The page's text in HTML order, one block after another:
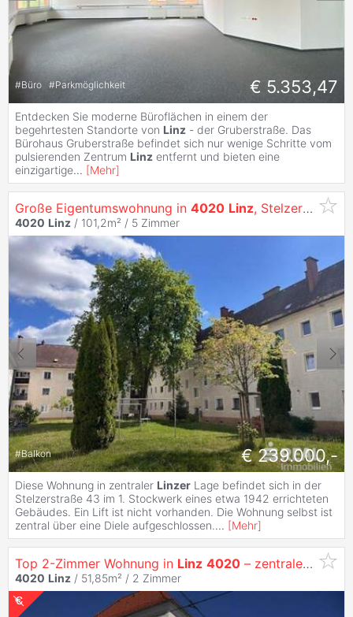
#Büro #Parkmöglichkeit € 5.353,47
Entdecken Sie moderne Büroflächen in einem der
begehrtesten Standorte von Linz - der Gruberstraße. Das
Bürohaus Gruberstraße befindet sich nur wenige Schritte vom
pulsierenden Zentrum Linz entfernt und bieten eine
einzigartige... [Mehr]
Große Eigentumswohnung in 4020 Linz, Stelzerstraße 43 Top 4
4020 Linz / 101,2m² / 5 Zimmer
#Balkon € 239.000,-
Diese Wohnung in zentraler Linzer Lage befindet sich in der
Stelzerstraße 43 im 1. Stockwerk eines etwa 1942 errichteten
Gebäudes. Ein Lift ist nicht vorhanden. Die Wohnung selbst ist
zentral über eine Diele aufgeschlossen.... [Mehr]
Top 2-Zimmer Wohnung in Linz 4020 – zentrale Lage
4020 Linz / 51,85m² / 2 Zimmer